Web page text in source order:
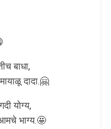
बाधा,
दादा.🤗
योग्य,
भाग्य.🤩